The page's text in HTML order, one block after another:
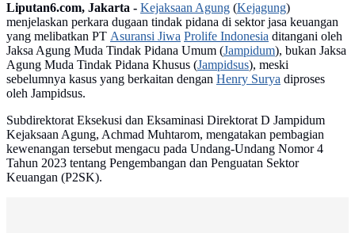
Liputan6.com, Jakarta - Kejaksaan Agung (Kejagung)
menjelaskan perkara dugaan tindak pidana di sektor jasa keuangan
yang melibatkan PT Asuransi Jiwa Prolife Indonesia ditangani oleh
Jaksa Agung Muda Tindak Pidana Umum (Jampidum), bukan Jaksa
Agung Muda Tindak Pidana Khusus (Jampidsus), meski
sebelumnya kasus yang berkaitan dengan Henry Surya diproses
oleh Jampidsus.
Subdirektorat Eksekusi dan Eksaminasi Direktorat D Jampidum
Kejaksaan Agung, Achmad Muhtarom, mengatakan pembagian
kewenangan tersebut mengacu pada Undang-Undang Nomor 4
Tahun 2023 tentang Pengembangan dan Penguatan Sektor
Keuangan (P2SK).